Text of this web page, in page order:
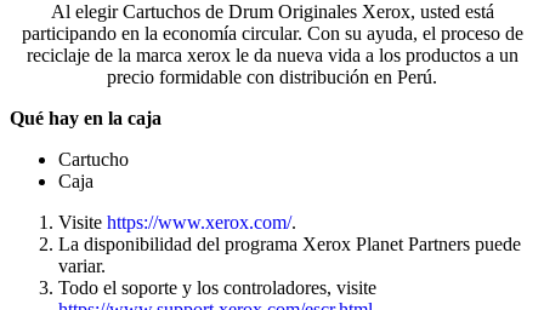
Al elegir Cartuchos de Drum Originales Xerox, usted está
participando en la economía circular. Con su ayuda, el proceso de
reciclaje de la marca xerox le da nueva vida a los productos a un
precio formidable con distribución en Perú.
Qué hay en la caja
Cartucho
Caja
Visite https://www.xerox.com/.
La disponibilidad del programa Xerox Planet Partners puede
variar.
Todo el soporte y los controladores, visite